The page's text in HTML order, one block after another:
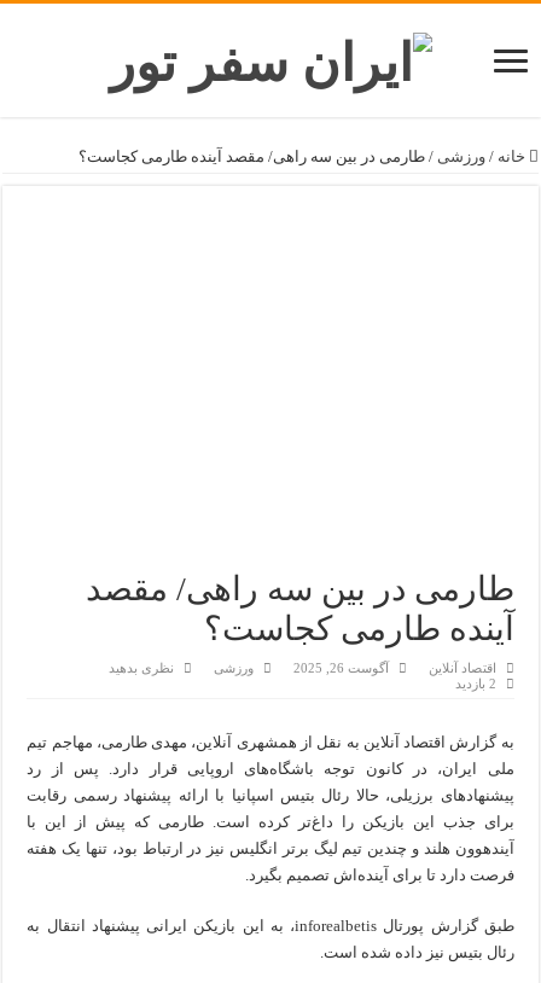
خانه / ورزشی / طارمی در بین سه راهی/ مقصد آینده طارمی کجاست؟
طارمی در بین سه راهی/ مقصد
آینده طارمی کجاست؟
اقتصاد آنلاین آگوست 26, 2025 ورزشی
نظری بدهید
2 بازدید
به گزارش اقتصاد آنلاین به نقل از همشهری آنلاین، مهدی طارمی، مهاجم تیم
ملی ایران، در کانون توجه باشگاه‌های اروپایی قرار دارد. پس از رد
پیشنهادهای برزیلی، حالا رئال بتیس اسپانیا با ارائه پیشنهاد رسمی رقابت
برای جذب این بازیکن را داغ‌تر کرده است. طارمی که پیش از این با
آیندهوون هلند و چندین تیم لیگ برتر انگلیس نیز در ارتباط بود، تنها یک هفته
فرصت دارد تا برای آینده‌اش تصمیم بگیرد.
طبق گزارش پورتال inforealbetis، به این بازیکن ایرانی پیشنهاد انتقال به
رئال بتیس نیز داده شده است.